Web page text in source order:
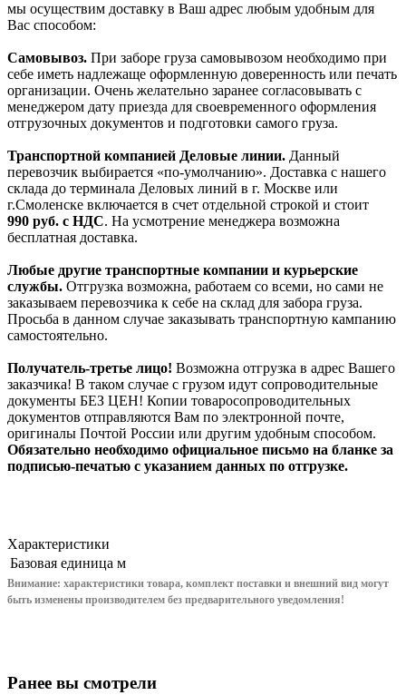
мы осуществим доставку в Ваш адрес любым удобным для
Вас способом:
Самовывоз. При заборе груза самовывозом необходимо при
себе иметь надлежаще оформленную доверенность или печать
организации. Очень желательно заранее согласовывать с
менеджером дату приезда для своевременного оформления
отгрузочных документов и подготовки самого груза.
Транспортной компанией Деловые линии. Данный
перевозчик выбирается «по-умолчанию». Доставка с нашего
склада до терминала Деловых линий в г. Москве или
г.Смоленске включается в счет отдельной строкой и стоит
990 руб. с НДС. На усмотрение менеджера возможна
бесплатная доставка.
Любые другие транспортные компании и курьерские
службы. Отгрузка возможна, работаем со всеми, но сами не
заказываем перевозчика к себе на склад для забора груза.
Просьба в данном случае заказывать транспортную кампанию
самостоятельно.
Получатель-третье лицо! Возможна отгрузка в адрес Вашего
заказчика! В таком случае с грузом идут сопроводительные
документы БЕЗ ЦЕН! Копии товаросопроводительных
документов отправляются Вам по электронной почте,
оригиналы Почтой России или другим удобным способом.
Обязательно необходимо официальное письмо на бланке за
подписью-печатью с указанием данных по отгрузке.
Характеристики
Базовая единица м
Внимание: характеристики товара, комплект поставки и внешний вид могут
быть изменены производителем без предварительного уведомления!
Ранее вы смотрели